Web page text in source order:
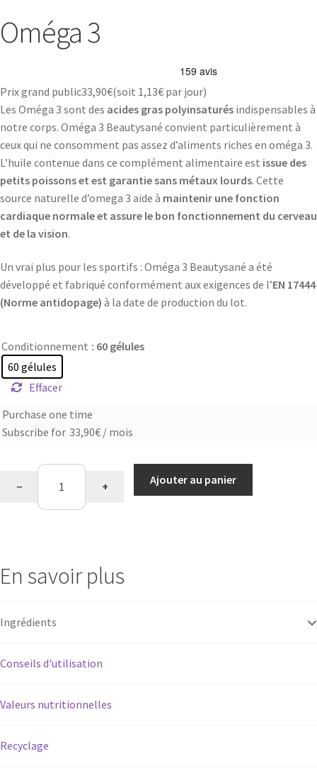
Oméga 3
Prix grand public33,90€(soit 1,13€ par jour)
Les Oméga 3 sont des acides gras polyinsaturés indispensables à
notre corps. Oméga 3 Beautysané convient particulièrement à
ceux qui ne consomment pas assez d’aliments riches en oméga 3.
L’huile contenue dans ce complément alimentaire est issue des
petits poissons et est garantie sans métaux lourds. Cette
source naturelle d’omega 3 aide à maintenir une fonction
cardiaque normale et assure le bon fonctionnement du cerveau
et de la vision.
Un vrai plus pour les sportifs : Oméga 3 Beautysané a été
développé et fabriqué conformément aux exigences de l’EN 17444
(Norme antidopage) à la date de production du lot.
Conditionnement : 60 gélules
60 gélules
Effacer
Choose
purchase
Purchase one time
Subscribe for 33,90€ / mois
quantité
− +
Ajouter au panier
En savoir plus
Ingrédients
Conseils d'utilisation
Valeurs nutritionnelles
Recyclage